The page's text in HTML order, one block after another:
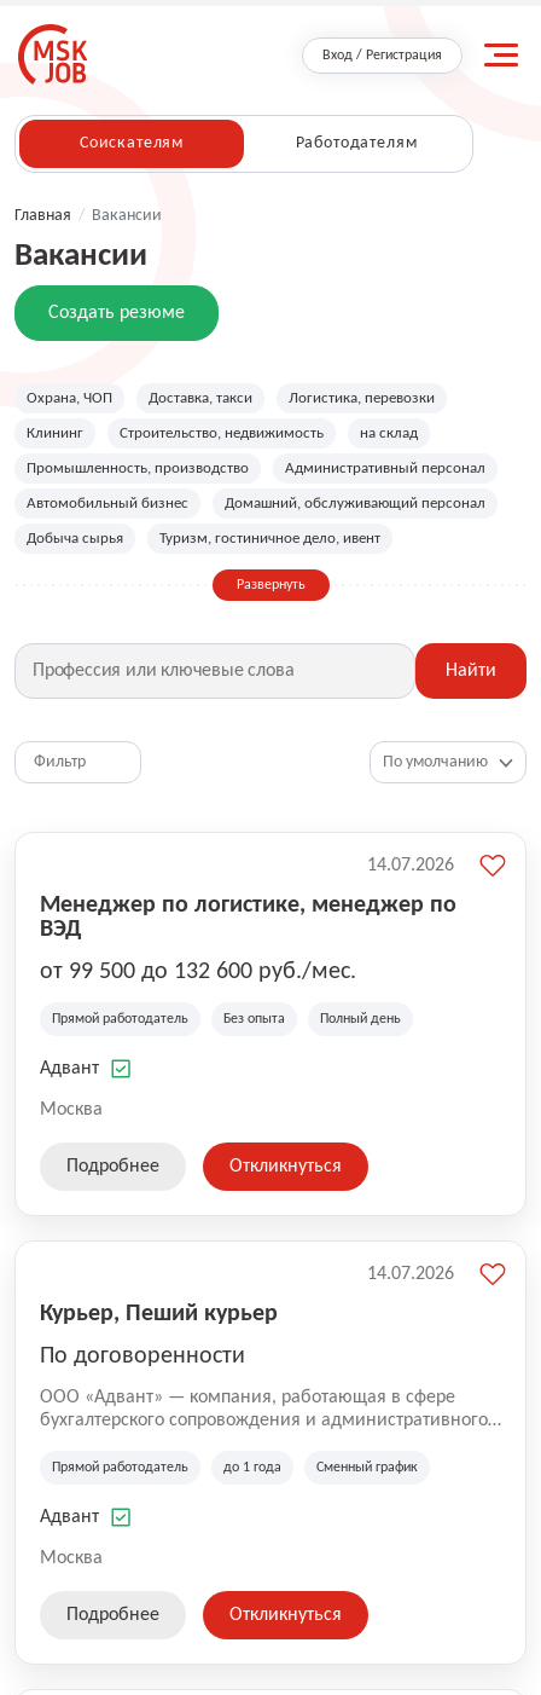
Вход / Регистрация
Соискателям Работодателям
Главная / Вакансии
Вакансии
Создать резюме
Охрана, ЧОП Доставка, такси Логистика, перевозки
Клининг Строительство, недвижимость на склад
Промышленность, производство Административный персонал
Автомобильный бизнес Домашний, обслуживающий персонал
Добыча сырья Туризм, гостиничное дело, ивент
Дизайн, искусство, ивент
Фитнес, красота, спорт Страхование
Медицина, фармацевтика Маркетинг, PR, реклама
HR, управление персоналом
Топ менеджмент, руководители
Развернуть
Найти
Фильтр
Менеджер по логистике, менеджер по
ВЭД
от 99 500 до 132 600 руб./мес.
Прямой работодатель Без опыта Полный день
Адвант
Москва
14.07.2026
Подробнее Откликнуться
Курьер, Пеший курьер
По договоренности
ООО «Адвант» — компания, работающая в сфере
бухгалтерского сопровождения и административного
зарегистрирована в Санкт-Петербурге и
лиц и коммерческих организаций.
Прямой работодатель до 1 года Сменный график
Адвант
Москва
14.07.2026
Подробнее Откликнуться